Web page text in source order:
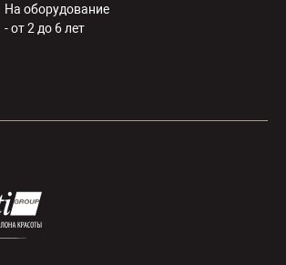
На оборудование
- от 2 до 6 лет